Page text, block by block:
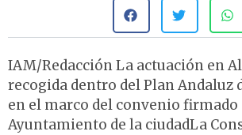
IAM/Redacción La actuación en
recogida dentro del Plan Andaluz
en el marco del convenio firmado
Ayuntamiento de la ciudadLa